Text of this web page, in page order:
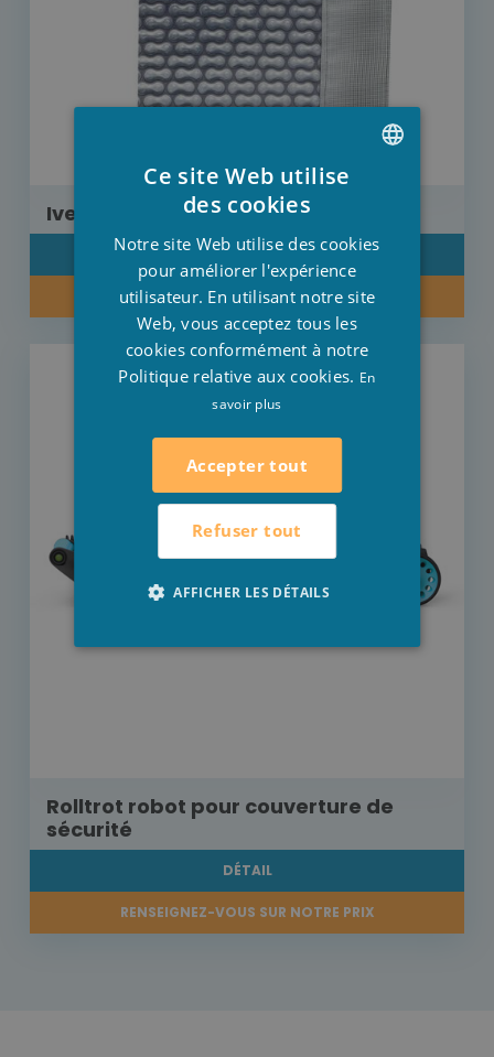
Iverbul
DÉTAIL
RENSEIGNEZ-VOUS SUR NOTRE PRIX
Rolltrot robot pour couverture de
sécurité
DÉTAIL
RENSEIGNEZ-VOUS SUR NOTRE PRIX
ENGLISH
Ce site Web utilise
des cookies
Notre site Web utilise des cookies
pour améliorer l'expérience
utilisateur. En utilisant notre site
Web, vous acceptez tous les
cookies conformément à notre
Politique relative aux cookies. En
savoir plus
Accepter tout
Refuser tout
AFFICHER LES DÉTAILS